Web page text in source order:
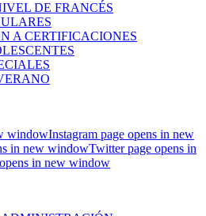
DE FRANCÉS
A CERTIFICACIONES
windowInstagram page opens in new
in new windowTwitter page opens in
in new window